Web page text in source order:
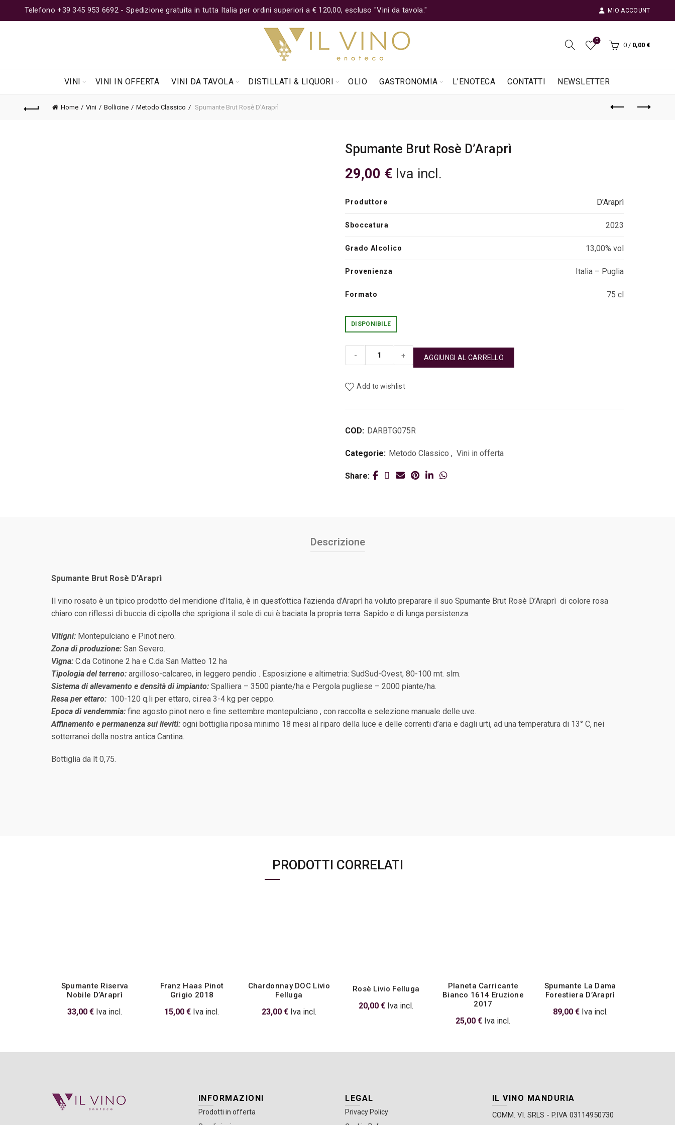
Telefono +39 345 953 6692 - Spedizione gratuita in tutta Italia per ordini superiori a € 120,00, escluso "Vini da tavola." MIO ACCOUNT
0
0 / 0,00 €
VINI VINI IN OFFERTA VINI DA TAVOLA DISTILLATI & LIQUORI OLIO GASTRONOMIA L’ENOTECA CONTATTI NEWSLETTER
Home Vini Bollicine Metodo Classico Spumante Brut Rosè D’Araprì
Spumante Brut Rosè D’Araprì
29,00 € Iva incl.
Produttore D'Araprì
Sboccatura 2023
Grado Alcolico 13,00% vol
Provenienza Italia – Puglia
Formato 75 cl
DISPONIBILE
Spumante Brut Rosè D'Araprì quantità
AGGIUNGI AL CARRELLO
Add to wishlist
COD: DARBTG075R
Categorie: Metodo Classico , Vini in offerta
Share
Descrizione
Spumante Brut Rosè D’Araprì
Il vino rosato è un tipico prodotto del meridione d’Italia, è in quest’ottica l’azienda d’Araprì ha voluto preparare il suo Spumante Brut Rosè D’Araprì di colore rosa
chiaro con riflessi di buccia di cipolla che sprigiona il sole di cui è baciata la propria terra. Sapido e di lunga persistenza.
Vitigni: Montepulciano e Pinot nero.
Zona di produzione: San Severo.
Vigna: C.da Cotinone 2 ha e C.da San Matteo 12 ha
Tipologia del terreno: argilloso-calcareo, in leggero pendio . Esposizione e altimetria: SudSud-Ovest, 80-100 mt. slm.
Sistema di allevamento e densità di impianto: Spalliera – 3500 piante/ha e Pergola pugliese – 2000 piante/ha.
Resa per ettaro: 100-120 q.li per ettaro, ci.rea 3-4 kg per ceppo.
Epoca di vendemmia: fine agosto pinot nero e fine settembre montepulciano , con raccolta e selezione manuale delle uve.
Affinamento e permanenza sui lieviti: ogni bottiglia riposa minimo 18 mesi al riparo della luce e delle correnti d’aria e dagli urti, ad una temperatura di 13° C, nei
sotterranei della nostra antica Cantina.
Bottiglia da lt 0,75.
PRODOTTI CORRELATI
Spumante Riserva
Nobile D’Araprì
33,00€ Iva incl.
Franz Haas Pinot
Grigio 2018
15,00€ Iva incl.
Chardonnay DOC Livio
Felluga
23,00 € Iva incl.
Rosè Livio Felluga
20,00€ Iva incl.
Planeta Carricante
Bianco 1614 Eruzione
2017
25,00€ Iva incl.
Spumante La Dama
Forestiera D’Araprì
89,00 € Iva incl.
INFORMAZIONI
Prodotti in offerta
LEGAL
Privacy Policy
IL VINO MANDURIA
COMM. VI. SRLS - P.IVA 03114950730